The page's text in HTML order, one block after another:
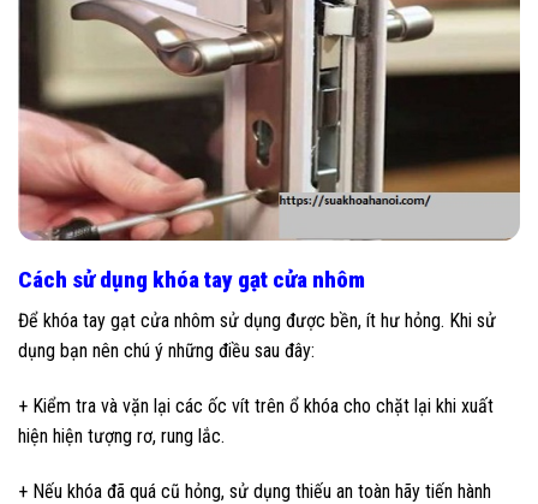
Cách sử dụng khóa tay gạt cửa nhôm
Để khóa tay gạt cửa nhôm sử dụng được bền, ít hư hỏng. Khi sử
dụng bạn nên chú ý những điều sau đây:
+ Kiểm tra và vặn lại các ốc vít trên ổ khóa cho chặt lại khi xuất
hiện hiện tượng rơ, rung lắc.
+ Nếu khóa đã quá cũ hỏng, sử dụng thiếu an toàn hãy tiến hành